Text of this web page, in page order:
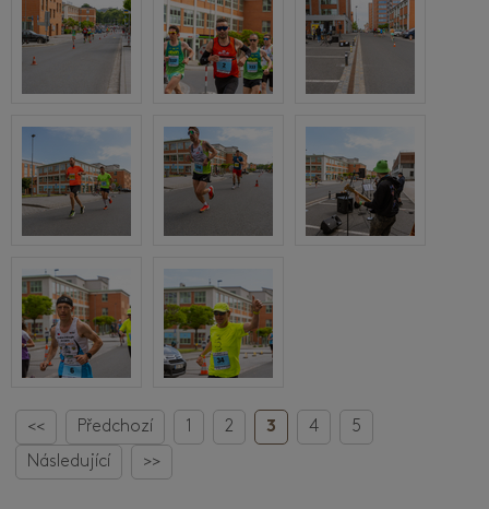
<< Předchozí 1 2 3 4
5
Následující
>>